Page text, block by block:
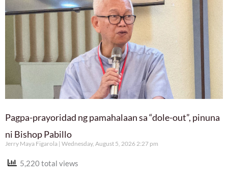
Pagpa-prayoridad ng pamahalaan sa “dole-out”, pinuna
ni Bishop Pabillo
Jerry Maya Figarola Wednesday, August 5, 2026 2:27 pm
5,220 total views